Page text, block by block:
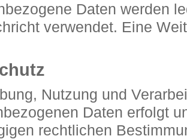
Daten werden
verwendet. Eine
Nutzung und
Daten erfolgt
rechtlichen